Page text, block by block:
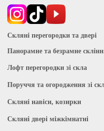
Скляні перегородки та двері
Панорамне та безрамне
Лофт перегородки зі скла
Поруччя та огородження зі
Скляні навіси, козирки
Скляні двері міжкімнатні